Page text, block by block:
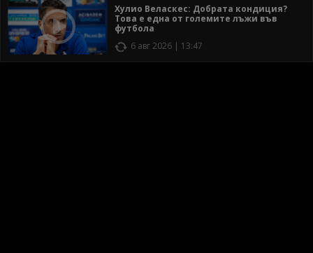
Хулио Веласкес: Добрата кондиция?
Това е една от големите лъжи във
футбола
6 авг 2026 | 13:47